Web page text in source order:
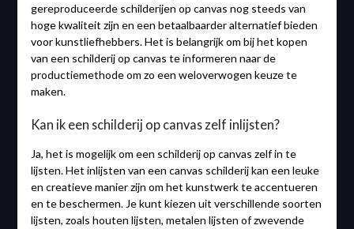
gereproduceerde schilderijen op canvas nog steeds van
hoge kwaliteit zijn en een betaalbaarder alternatief bieden
voor kunstliefhebbers. Het is belangrijk om bij het kopen
van een schilderij op canvas te informeren naar de
productiemethode om zo een weloverwogen keuze te
maken.
Kan ik een schilderij op canvas zelf inlijsten?
Ja, het is mogelijk om een schilderij op canvas zelf in te
lijsten. Het inlijsten van een canvas schilderij kan een leuke
en creatieve manier zijn om het kunstwerk te accentueren
en te beschermen. Je kunt kiezen uit verschillende soorten
lijsten, zoals houten lijsten, metalen lijsten of zwevende